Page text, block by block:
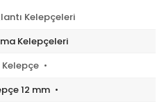
Kelepçeleri
Kelepçeleri
Kelepçe
12 mm